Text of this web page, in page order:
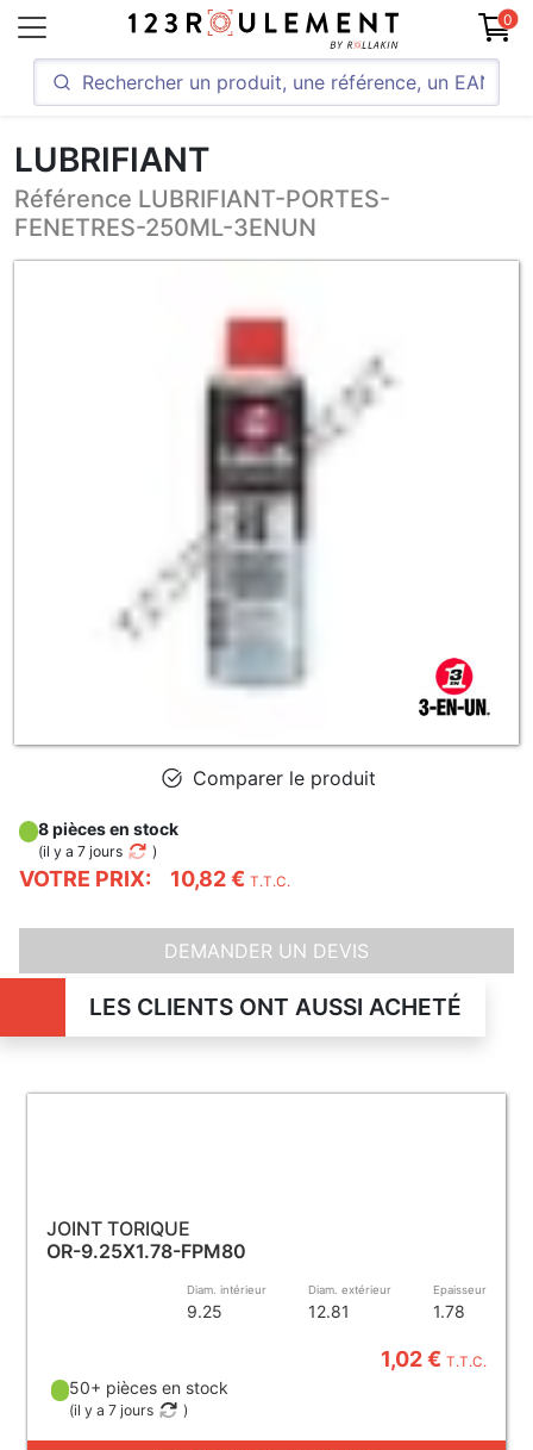
0
LUBRIFIANT
Référence LUBRIFIANT-PORTES-
FENETRES-250ML-3ENUN
Comparer le produit
VOTRE PRIX: 10,82 € T.T.C.
8 pièces en stock
(il y a 7 jours )
DEMANDER UN DEVIS
LES CLIENTS ONT AUSSI ACHETÉ
JOINT TORIQUE
OR-9.25X1.78-FPM80
Diam. intérieur
9.25
Diam. extérieur
12.81
Epaisseur
1.78
1,02 €T.T.C.
50+ pièces en stock
(il y a 7 jours )